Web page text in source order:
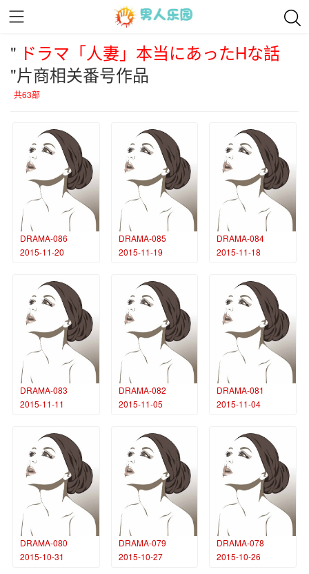
" ドラマ「人妻」本当にあったHな話
"片商相关番号作品
共63部
DRAMA-086
2015-11-20
DRAMA-085
2015-11-19
DRAMA-084
2015-11-18
DRAMA-083
2015-11-11
DRAMA-082
2015-11-05
DRAMA-081
2015-11-04
DRAMA-080
2015-10-31
DRAMA-079
2015-10-27
DRAMA-078
2015-10-26